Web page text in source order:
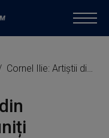
Cornel Ilie: Artiștii din România nu sunt uniți